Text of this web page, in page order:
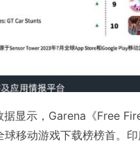
显示，Garena《Free
移动游戏下载榜榜首。